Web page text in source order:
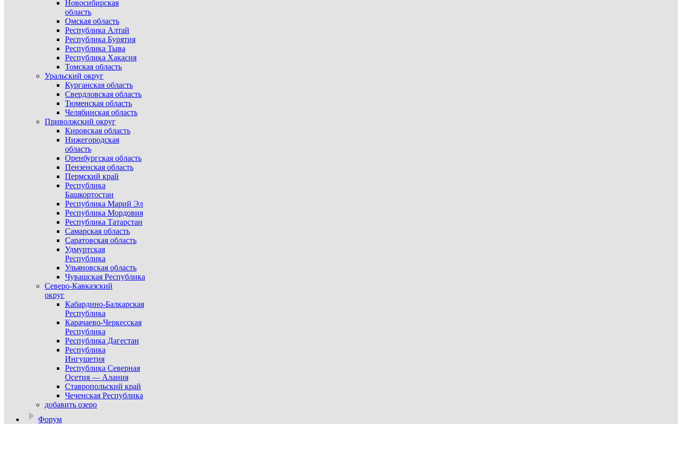
Новосибирская
область
Омская область
Республика Алтай
Республика Бурятия
Республика Тыва
Республика Хакасия
Томская область
Уральский округ
Курганская область
Свердловская область
Тюменская область
Челябинская область
Приволжский округ
Кировская область
Нижегородская
область
Оренбургская область
Пензенская область
Пермский край
Республика
Башкортостан
Республика Марий Эл
Республика Мордовия
Республика Татарстан
Самарская область
Саратовская область
Удмуртская
Республика
Ульяновская область
Чувашская Республика
Северо-Кавказский
округ
Кабардино-Балкарская
Республика
Карачаево-Черкесская
Республика
Республика Дагестан
Республика
Ингушетия
Республика Северная
Осетия — Алания
Ставропольский край
Чеченская Республика
добавить озеро
Форум